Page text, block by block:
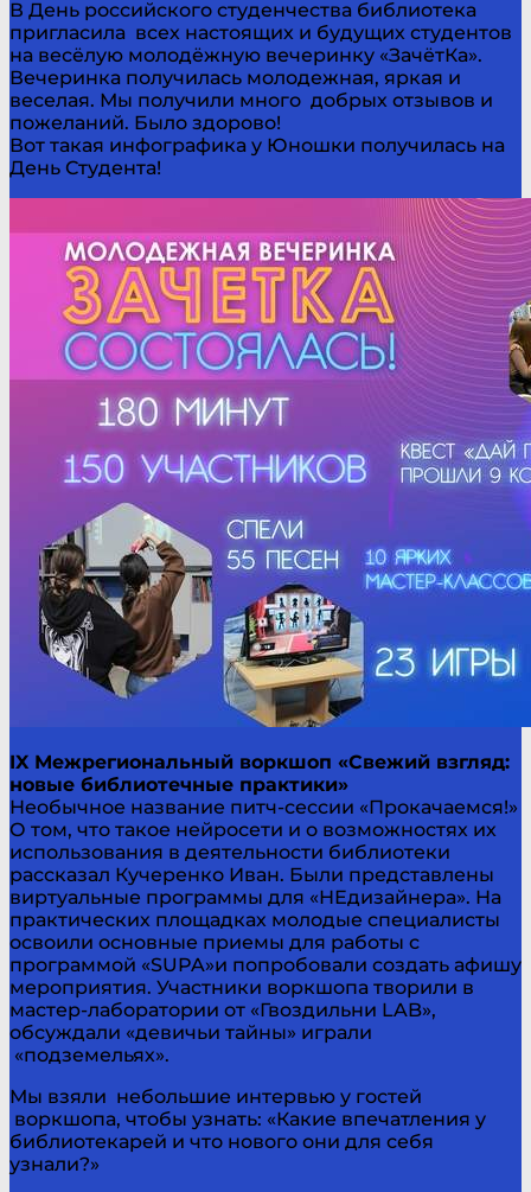
В День российского студенчества библиотека
пригласила всех настоящих и будущих студентов
на весёлую молодёжную вечеринку «ЗачётКа».
Вечеринка получилась молодежная, яркая и
веселая. Мы получили много добрых отзывов и
пожеланий. Было здорово!
Вот такая инфографика у Юношки получилась на
День Студента!
IX Межрегиональный воркшоп «Свежий взгляд:
новые библиотечные практики»
Необычное название питч-сессии «Прокачаемся!»
О том, что такое нейросети и о возможностях их
использования в деятельности библиотеки
рассказал Кучеренко Иван. Были представлены
виртуальные программы для «НЕдизайнера». На
практических площадках молодые специалисты
освоили основные приемы для работы с
программой «SUPA»и попробовали создать афишу
мероприятия. Участники воркшопа творили в
мастер-лаборатории от «Гвоздильни LAB»,
обсуждали «девичьи тайны» играли
«подземельях».
Мы взяли небольшие интервью у гостей
воркшопа, чтобы узнать: «Какие впечатления у
библиотекарей и что нового они для себя
узнали?»